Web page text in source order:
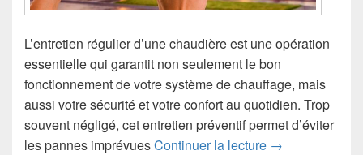
L’entretien régulier d’une chaudière est une opération
essentielle qui garantit non seulement le bon
fonctionnement de votre système de chauffage, mais
aussi votre sécurité et votre confort au quotidien. Trop
souvent négligé, cet entretien préventif permet d’éviter
les pannes imprévuesContinuer la lecture Entretien de
→